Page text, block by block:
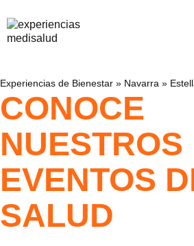
Experiencias de Bienestar » Navarra »
CONOCE
NUESTROS
EVENTOS
SALUD